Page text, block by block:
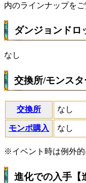
内のラインナップをご
ダンジョンドロ
なし
交換所/モンス
交換所 なし
モンポ購入 なし
※イベント時は例外的
進化での入手【